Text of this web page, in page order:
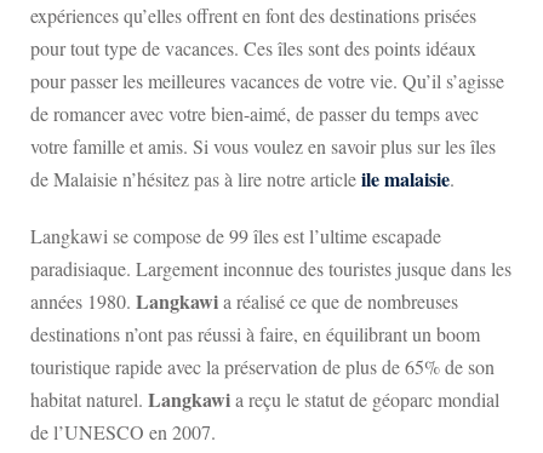
expériences qu’elles offrent en font des destinations prisées
pour tout type de vacances. Ces îles sont des points idéaux
pour passer les meilleures vacances de votre vie. Qu’il s’agisse
de romancer avec votre bien-aimé, de passer du temps avec
votre famille et amis. Si vous voulez en savoir plus sur les îles
de Malaisie n’hésitez pas à lire notre articleile malaisie.
Langkawi se compose de 99 îles est l’ultime escapade
paradisiaque. Largement inconnue des touristes jusque dans les
années 1980. Langkawia réalisé ce que de nombreuses
destinations n’ont pas réussi à faire, en équilibrant un boom
touristique rapide avec la préservation de plus de 65% de son
habitat naturel. Langkawia reçu le statut de géoparc mondial
de l’UNESCO en 2007.